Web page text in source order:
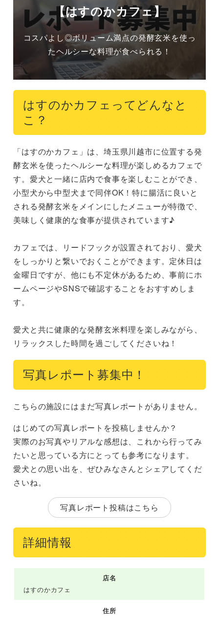
【はすのかカフェ】
コスパよし◎ボリューム満点の発酵玄米を使っ
たヘルシーな料理が食べられる！
はすのかカフェってどんなと
こ？
「はすのかカフェ」は、埼玉県川越市に位置する発
酵玄米を使ったヘルシーな料理が楽しめるカフェで
す。愛犬と一緒に店内で食事を楽しむことができ、
小型犬から中型犬まで同伴OK！特に腸活に良いと
される発酵玄米をメインにしたメニューが特徴で、
美味しく健康的な食事が提供されています♪
カフェでは、リードフックが設置されており、愛犬
をしっかりと繋いでおくことができます。定休日は
金曜日ですが、他にも不定休があるため、事前にホ
ームページやSNSで確認することをおすすめしま
す。
愛犬と共に健康的な発酵玄米料理を楽しみながら、
リラックスした時間を過ごしてくださいね！
写真レポート募集中！
こちらの施設にはまだ写真レポートがありません。
はじめての写真レポートを投稿しませんか？
実際のお写真やリアルな感想は、これから行ってみ
たいと思っている方にとっても参考になります。
愛犬との思い出を、ぜひみなさんとシェアしてくだ
さいね。
写真レポート投稿はこちら
詳細情報
店名
はすのかカフェ
住所